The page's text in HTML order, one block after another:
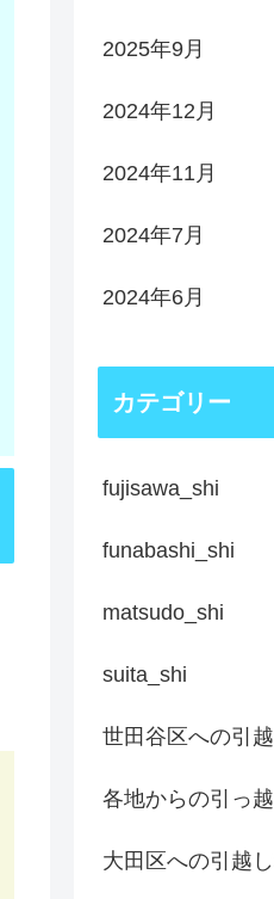
2025年9月
2024年12月
2024年11月
2024年7月
2024年6月
カテゴリー
fujisawa_shi
funabashi_shi
matsudo_shi
suita_shi
世田谷区への引
各地からの引っ
大田区への引越